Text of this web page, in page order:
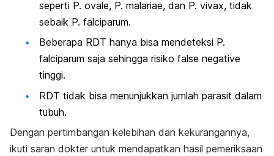
seperti P. ovale, P. malariae, dan P. vivax, tidak
sebaik P. falciparum.
Beberapa RDT hanya bisa mendeteksi P.
falciparum saja sehingga risiko false negative
tinggi.
RDT tidak bisa menunjukkan jumlah parasit dalam
tubuh.
Dengan pertimbangan kelebihan dan kekurangannya,
ikuti saran dokter untuk mendapatkan hasil pemeriksaan